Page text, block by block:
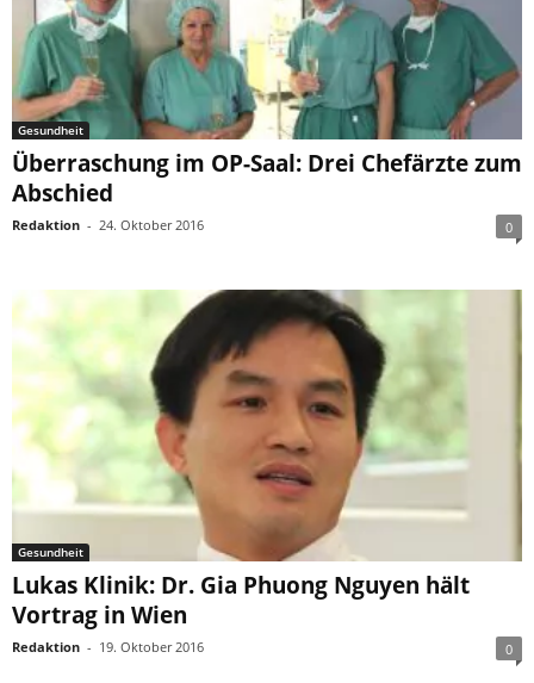
Gesundheit
Überraschung im OP-Saal: Drei Chefärzte zum
Abschied
Redaktion - 24. Oktober 2016 0
Gesundheit
Lukas Klinik: Dr. Gia Phuong Nguyen hält
Vortrag in Wien
Redaktion - 19. Oktober 2016 0